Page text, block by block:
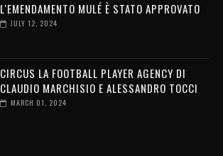
L'EMENDAMENTO MULÉ È STATO APPROVATO
JULY 12, 2024
CIRCUS LA FOOTBALL PLAYER AGENCY DI
CLAUDIO MARCHISIO E ALESSANDRO TOCCI
MARCH 01, 2024